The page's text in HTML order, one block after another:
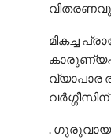
മികച്ച
വ്യാപാര
.